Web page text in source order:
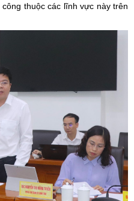
thuộc các lĩnh vực này trên